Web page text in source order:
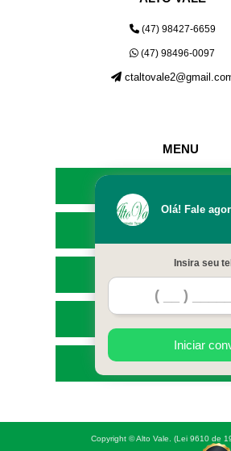
(47) 98427-6659
(47) 98496-0097
MENU
SERVIÇOS
MAPA DO SITE
Copyright © Alto Vale. (Lei 9610 de
Olá! Fale
Insira seu
Iniciar